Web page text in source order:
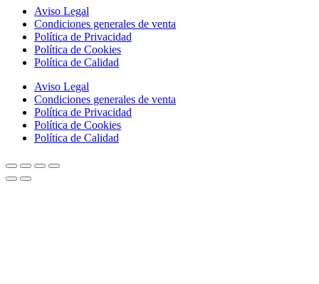
Aviso Legal
Condiciones generales de venta
Política de Privacidad
Política de Cookies
Política de Calidad
Aviso Legal
Condiciones generales de venta
Política de Privacidad
Política de Cookies
Política de Calidad